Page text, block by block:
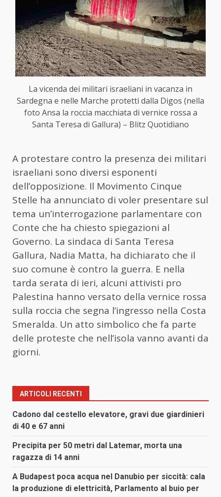
La vicenda dei militari israeliani in vacanza in
Sardegna e nelle Marche protetti dalla Digos (nella
foto Ansa la roccia macchiata di vernice rossa a
Santa Teresa di Gallura) – Blitz Quotidiano
A protestare contro la presenza dei militari
israeliani sono diversi esponenti
dell’opposizione. Il Movimento Cinque
Stelle ha annunciato di voler presentare sul
tema un’interrogazione parlamentare con
Conte che ha chiesto spiegazioni al
Governo. La sindaca di Santa Teresa
Gallura, Nadia Matta, ha dichiarato che il
suo comune è contro la guerra. E nella
tarda serata di ieri, alcuni attivisti pro
Palestina hanno versato della vernice rossa
sulla roccia che segna l’ingresso nella Costa
Smeralda. Un atto simbolico che fa parte
delle proteste che nell’isola vanno avanti da
giorni.
ARTICOLI RECENTI
Cadono dal cestello elevatore, gravi due giardinieri
di 40 e 67 anni
Precipita per 50 metri dal Latemar, morta una
ragazza di 14 anni
A Budapest poca acqua nel Danubio per siccità: cala
la produzione di elettricità, Parlamento al buio per